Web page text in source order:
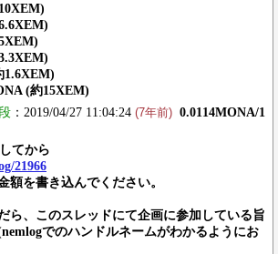
(約15XEM)
：2019/04/27 11:04:24 (7年前) 0.0114MONA/1
てから
21966
額を書き込んでください。
ら、このスレッドにて企画に参加している旨
でのハンドルネームがわかるようにお